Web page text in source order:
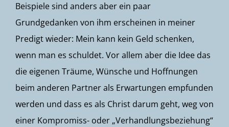
Beispiele sind anders aber ein paar
Grundgedanken von ihm erscheinen in meiner
Predigt wieder: Mein kann kein Geld schenken,
wenn man es schuldet. Vor allem aber die Idee das
die eigenen Träume, Wünsche und Hoffnungen
beim anderen Partner als Erwartungen empfunden
werden und dass es als Christ darum geht, weg von
einer Kompromiss- oder „Verhandlungsbeziehung“